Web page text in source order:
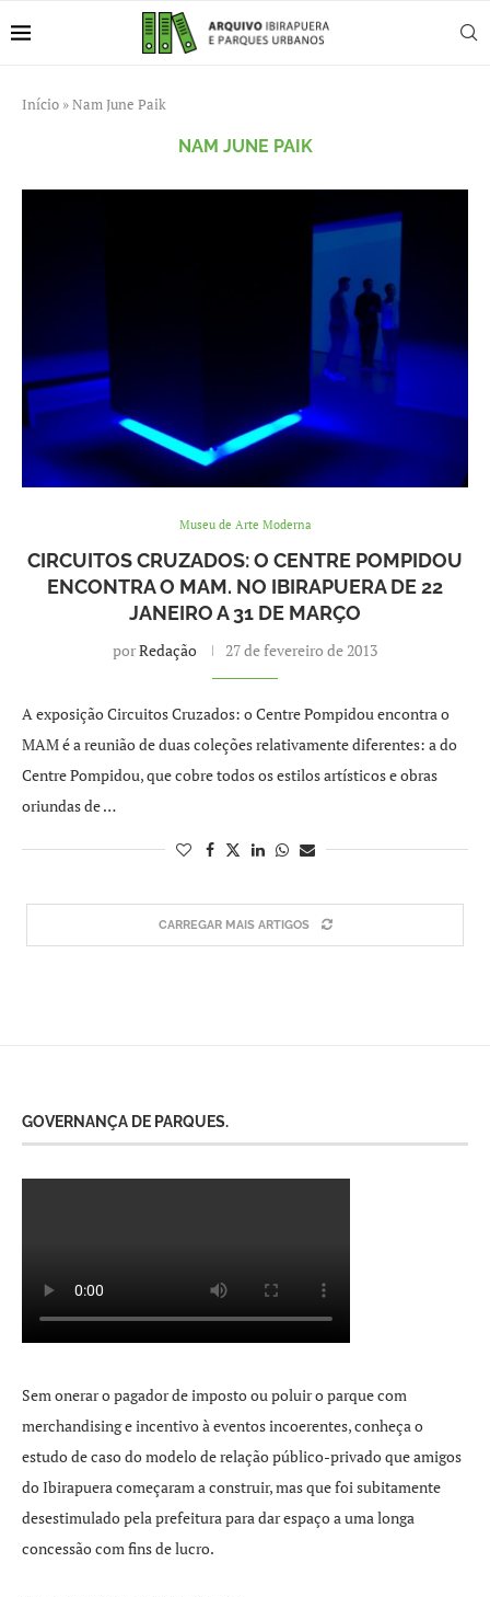
Início »Nam June Paik
NAM JUNE PAIK
Museu de Arte Moderna
CIRCUITOS CRUZADOS: O CENTRE POMPIDOU
ENCONTRA O MAM. NO IBIRAPUERA DE 22
JANEIRO A 31 DE MARÇO
porRedação 27 de fevereiro de 2013
A exposição Circuitos Cruzados: o Centre Pompidou encontra o
MAM é a reunião de duas coleções relativamente diferentes: a do
Centre Pompidou, que cobre todos os estilos artísticos e obras
oriundas de …
CARREGAR MAIS ARTIGOS
GOVERNANÇA DE PARQUES.
Sem onerar o pagador de imposto ou poluir o parque com
merchandising e incentivo à eventos incoerentes, conheça o
estudo de caso do modelo de relação público-privado que amigos
do Ibirapuera começaram a construir, mas que foi subitamente
desestimulado pela prefeitura para dar espaço a uma longa
concessão com fins de lucro.